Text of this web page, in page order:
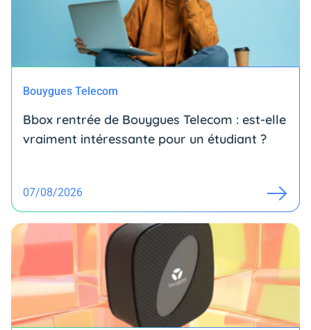
Bouygues Telecom
Bbox rentrée de Bouygues Telecom : est-elle
vraiment intéressante pour un étudiant ?
07/08/2026